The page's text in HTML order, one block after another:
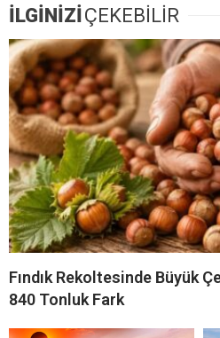
İLGİNİZİÇEKEBİLİR
Fındık Rekoltesinde Büyük
840 Tonluk Fark